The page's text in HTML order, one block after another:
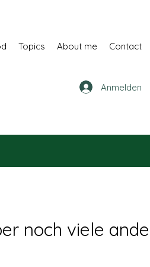
Topics About me Contact
Anmelden
noch viele